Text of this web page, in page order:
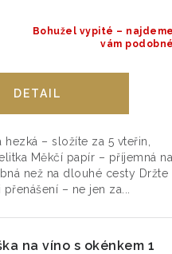
Bohužel vypité – najdeme
vám podobné
hezká – složíte za 5 vteřin,
Měkčí papír – příjemná na
než na dlouhé cesty Držte
– ne jen za...
na víno s okénkem 1